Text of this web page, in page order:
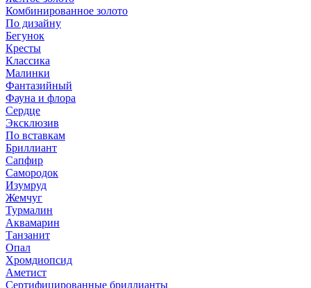
Комбинированное золото
По дизайну
Бегунок
Кресты
Классика
Малинки
Фантазийный
Фауна и флора
Сердце
Эксклюзив
По вставкам
Бриллиант
Сапфир
Самородок
Изумруд
Жемчуг
Турмалин
Аквамарин
Танзанит
Опал
Хромдиопсид
Аметист
Сертифицированные бриллианты